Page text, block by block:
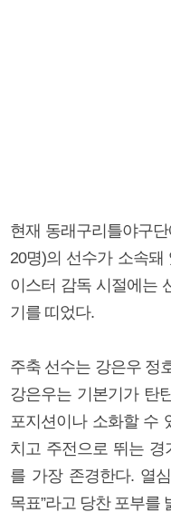
현재 동래구리틀야구
20명)의 선수가 소속돼
이스터 감독 시절에는
기를 띠었다.
주축 선수는 강은우 정
강은우는 기본기가 탄
포지션이나 소화할 수
치고 주전으로 뛰는 경
를 가장 존경한다. 열
목표”라고 당찬 포부를